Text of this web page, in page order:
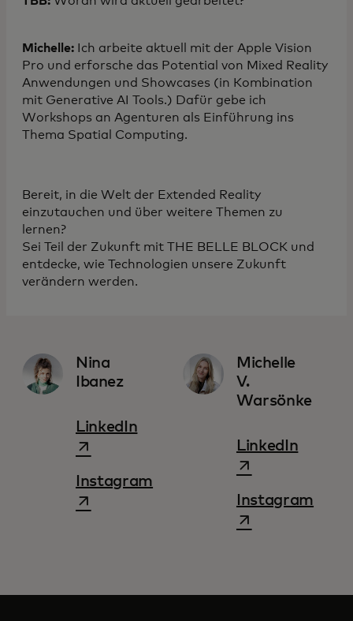
Michelle: Ich arbeite aktuell mit der Apple Vision
Pro und erforsche das Potential von Mixed Reality
Anwendungen und Showcases (in Kombination
mit Generative AI Tools.) Dafür gebe ich
Workshops an Agenturen als Einführung ins
Thema Spatial Computing.
Bereit, in die Welt der Extended Reality
einzutauchen und über weitere Themen zu
lernen?
Sei Teil der Zukunft mit THE BELLE BLOCK und
entdecke, wie Technologien unsere Zukunft
verändern werden.
Nina
Ibanez
LinkedInwird in einer neuen
Instagram
wird in einer neuen Registerkarte
Michelle
V.
Warsönke
LinkedInwird in
Instagram
wird in einer